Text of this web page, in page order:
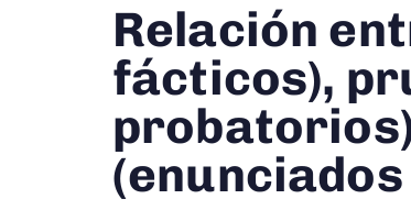
IN:
Relación
fácticos),